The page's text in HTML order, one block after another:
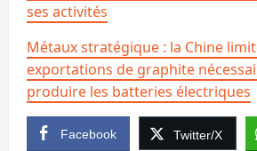
ses activités
Métaux stratégique : la Chine
exportations de graphite
produire les batteries électriques
Facebook Twitter/X